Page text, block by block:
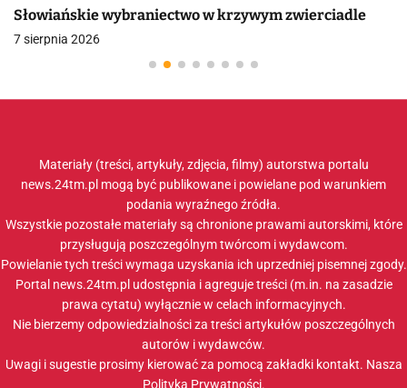
Słowiańskie wybraniectwo w krzywym zwierciadle
7 sierpnia 2026
Materiały (treści, artykuły, zdjęcia, filmy) autorstwa portalu
news.24tm.pl mogą być publikowane i powielane pod warunkiem
podania wyraźnego źródła.
Wszystkie pozostałe materiały są chronione prawami autorskimi, które
przysługują poszczególnym twórcom i wydawcom.
Powielanie tych treści wymaga uzyskania ich uprzedniej pisemnej zgody.
Portal news.24tm.pl udostępnia i agreguje treści (m.in. na zasadzie
prawa cytatu) wyłącznie w celach informacyjnych.
Nie bierzemy odpowiedzialności za treści artykułów poszczególnych
autorów i wydawców.
Uwagi i sugestie prosimy kierować za pomocą zakładki kontakt. Nasza
Polityka Prywatności.